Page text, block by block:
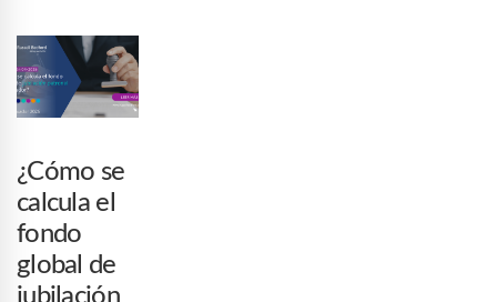
¿Cómo se
calcula el
fondo
global de
jubilación